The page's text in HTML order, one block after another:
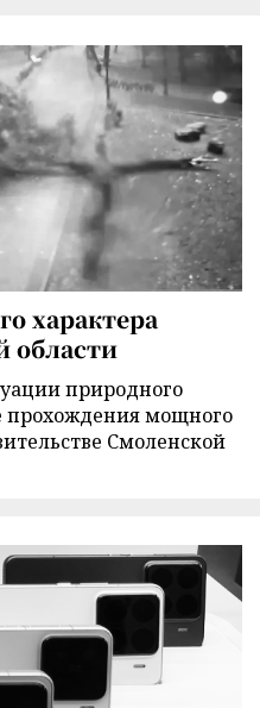
характера
области
природного
прохождения мощного
Смоленской